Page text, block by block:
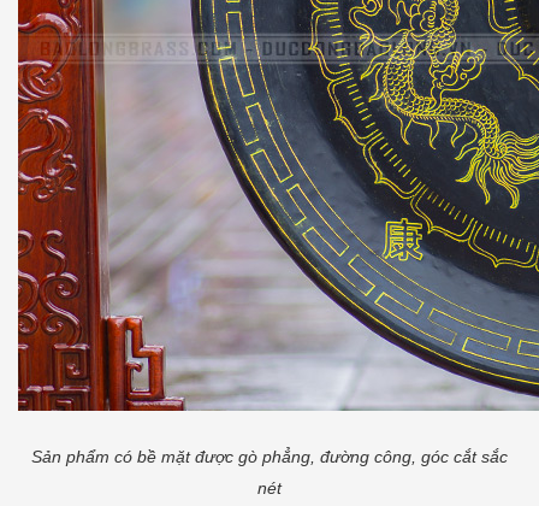
Sản phẩm có bề mặt được gò phẳng, đường công, góc cắt sắc
nét